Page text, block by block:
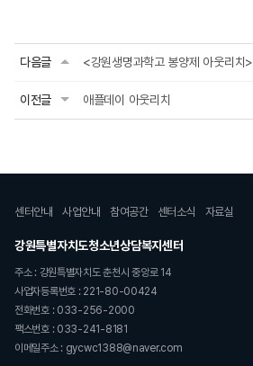
다음글 <강원생명과학고 봉양제 아웃리치>
이전글 애플데이 아웃리치
강원특별자치도청소년상담복지센터
주소 : 강원특별자치도 춘천시 중앙로 14
사업자등록번호 : 221-80-00424
전화번호 : 033-256-2000
팩스번호 : 033-241-8181
이메일주소 : gycwc1388@naver.com
센터안내 사업안내 참여공간 센터소식 자료실